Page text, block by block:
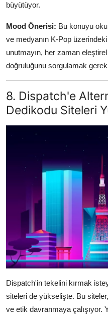
büyütüyor.
Mood Önerisi: Bu konuyu
ve medyanın K-Pop
unutmayın, her zaman
doğruluğunu sorgulamak
8. Dispatch'e
Dedikodu Siteleri
Dispatch'in tekelini kırmak
siteleri de yükselişte. Bu
ve etik davranmaya çalışıyor.